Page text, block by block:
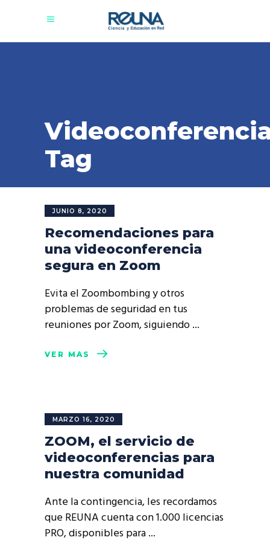
Tag
JUNIO 8, 2020
Recomendaciones para
una videoconferencia
segura en Zoom
Evita el Zoombombing y otros
problemas de seguridad en tus
reuniones por Zoom, siguiendo
VER MÁS
MARZO 16, 2020
ZOOM, el servicio de
videoconferencias para
nuestra comunidad
Ante la contingencia, les recordamos
que REUNA cuenta con 1.000 licencias
PRO, disponibles para